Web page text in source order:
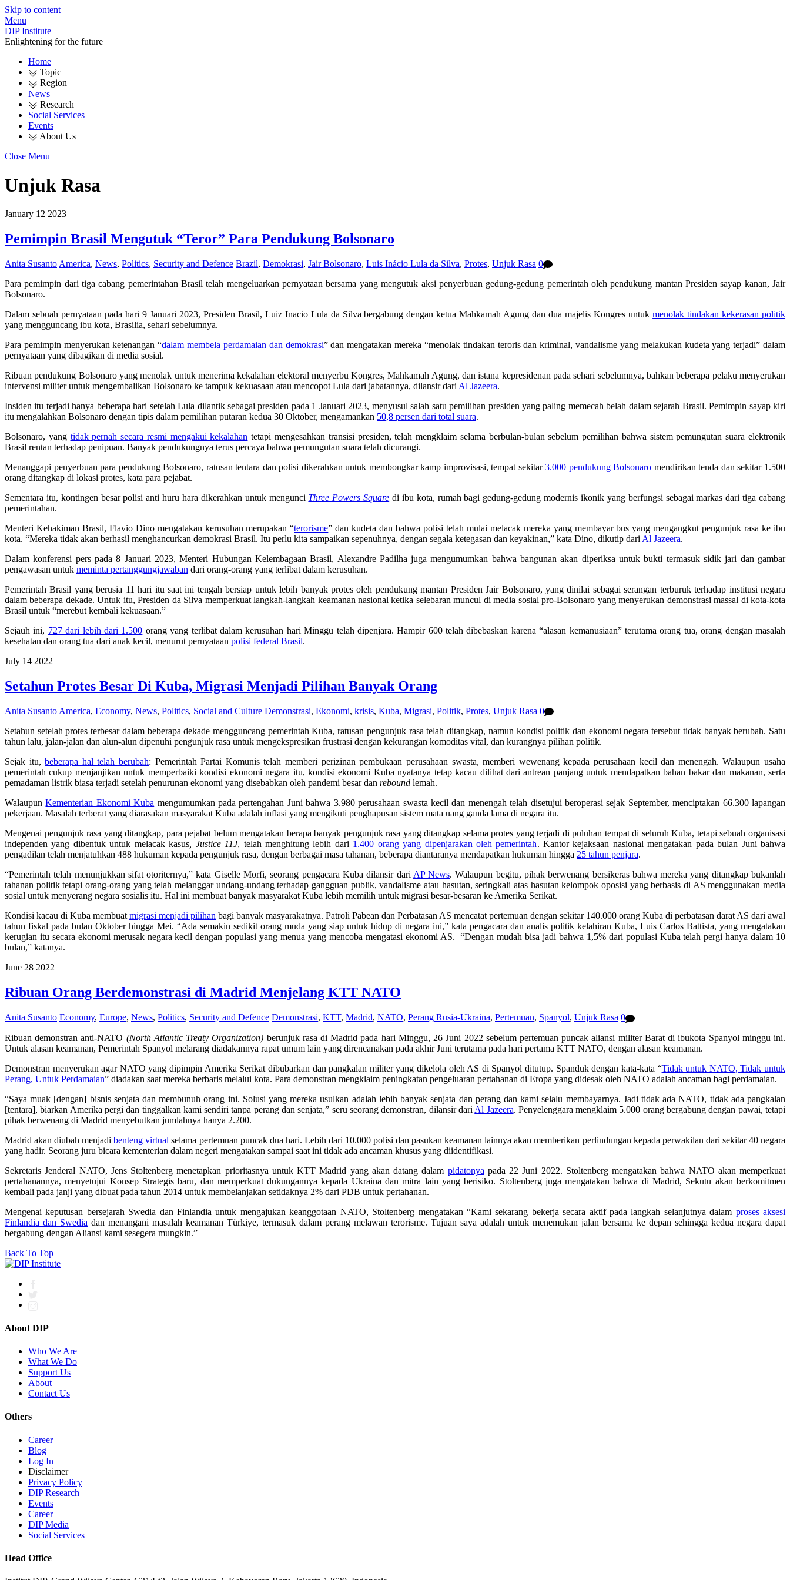
Skip to content
Menu
DIP Institute
Enlightening for the future
Home
Topic
Region
News
Research
Social Services
Events
About Us
Close Menu
Unjuk Rasa
January 12 2023
Pemimpin Brasil Mengutuk “Teror” Para Pendukung Bolsonaro
Anita Susanto America, News, Politics, Security and Defence Brazil, Demokrasi, Jair Bolsonaro, Luis Inácio Lula da Silva, Protes, Unjuk Rasa 0
Para pemimpin dari tiga cabang pemerintahan Brasil telah mengeluarkan pernyataan bersama yang mengutuk aksi penyerbuan gedung-gedung pemerintah oleh pendukung mantan Presiden sayap kanan, Jair
Bolsonaro.
Dalam sebuah pernyataan pada hari 9 Januari 2023, Presiden Brasil, Luiz Inacio Lula da Silva bergabung dengan ketua Mahkamah Agung dan dua majelis Kongres untukmenolak tindakan kekerasan politik
yang mengguncang ibu kota, Brasilia, sehari sebelumnya.
Para pemimpin menyerukan ketenangan “dalam membela perdamaian dan demokrasi” dan mengatakan mereka “menolak tindakan teroris dan kriminal, vandalisme yang melakukan kudeta yang terjadi” dalam
pernyataan yang dibagikan di media sosial.
Ribuan pendukung Bolsonaro yang menolak untuk menerima kekalahan elektoral menyerbu Kongres, Mahkamah Agung, dan istana kepresidenan pada sehari sebelumnya, bahkan beberapa pelaku menyerukan
intervensi militer untuk mengembalikan Bolsonaro ke tampuk kekuasaan atau mencopot Lula dari jabatannya, dilansir dari Al Jazeera.
Insiden itu terjadi hanya beberapa hari setelah Lula dilantik sebagai presiden pada 1 Januari 2023, menyusul salah satu pemilihan presiden yang paling memecah belah dalam sejarah Brasil. Pemimpin sayap kiri
itu mengalahkan Bolsonaro dengan tipis dalam pemilihan putaran kedua 30 Oktober, mengamankan 50,8 persen dari total suara.
Bolsonaro, yang tidak pernah secara resmi mengakui kekalahan tetapi mengesahkan transisi presiden, telah mengklaim selama berbulan-bulan sebelum pemilihan bahwa sistem pemungutan suara elektronik
Brasil rentan terhadap penipuan. Banyak pendukungnya terus percaya bahwa pemungutan suara telah dicurangi.
Menanggapi penyerbuan para pendukung Bolsonaro, ratusan tentara dan polisi dikerahkan untuk membongkar kamp improvisasi, tempat sekitar3.000 pendukung Bolsonaro mendirikan tenda dan sekitar 1.500
orang ditangkap di lokasi protes, kata para pejabat.
Sementara itu, kontingen besar polisi anti huru hara dikerahkan untuk mengunci Three Powers Square di ibu kota, rumah bagi gedung-gedung modernis ikonik yang berfungsi sebagai markas dari tiga cabang
pemerintahan.
Menteri Kehakiman Brasil, Flavio Dino mengatakan kerusuhan merupakan “terorisme” dan kudeta dan bahwa polisi telah mulai melacak mereka yang membayar bus yang mengangkut pengunjuk rasa ke ibu
kota. “Mereka tidak akan berhasil menghancurkan demokrasi Brasil. Itu perlu kita sampaikan sepenuhnya, dengan segala ketegasan dan keyakinan,” kata Dino, dikutip dari Al Jazeera.
Dalam konferensi pers pada 8 Januari 2023, Menteri Hubungan Kelembagaan Brasil, Alexandre Padilha juga mengumumkan bahwa bangunan akan diperiksa untuk bukti termasuk sidik jari dan gambar
pengawasan untuk meminta pertanggungjawaban dari orang-orang yang terlibat dalam kerusuhan.
Pemerintah Brasil yang berusia 11 hari itu saat ini tengah bersiap untuk lebih banyak protes oleh pendukung mantan Presiden Jair Bolsonaro, yang dinilai sebagai serangan terburuk terhadap institusi negara
dalam beberapa dekade. Untuk itu, Presiden da Silva memperkuat langkah-langkah keamanan nasional ketika selebaran muncul di media sosial pro-Bolsonaro yang menyerukan demonstrasi massal di kota-kota
Brasil untuk “merebut kembali kekuasaan.”
Sejauh ini, 727 dari lebih dari 1.500 orang yang terlibat dalam kerusuhan hari Minggu telah dipenjara. Hampir 600 telah dibebaskan karena “alasan kemanusiaan” terutama orang tua, orang dengan masalah
kesehatan dan orang tua dari anak kecil, menurut pernyataan polisi federal Brasil.
July 14 2022
Setahun Protes Besar Di Kuba, Migrasi Menjadi Pilihan Banyak Orang
Anita Susanto America, Economy, News, Politics, Social and Culture Demonstrasi, Ekonomi, krisis, Kuba, Migrasi, Politik, Protes, Unjuk Rasa 0
Setahun setelah protes terbesar dalam beberapa dekade mengguncang pemerintah Kuba, ratusan pengunjuk rasa telah ditangkap, namun kondisi politik dan ekonomi negara tersebut tidak banyak berubah. Satu
tahun lalu, jalan-jalan dan alun-alun dipenuhi pengunjuk rasa untuk mengekspresikan frustrasi dengan kekurangan komoditas vital, dan kurangnya pilihan politik.
Sejak itu,beberapa hal telah berubah: Pemerintah Partai Komunis telah memberi perizinan pembukaan perusahaan swasta, memberi wewenang kepada perusahaan kecil dan menengah. Walaupun usaha
pemerintah cukup menjanjikan untuk memperbaiki kondisi ekonomi negara itu, kondisi ekonomi Kuba nyatanya tetap kacau dilihat dari antrean panjang untuk mendapatkan bahan bakar dan makanan, serta
pemadaman listrik biasa terjadi setelah penurunan ekonomi yang disebabkan oleh pandemi besar dan rebound lemah.
WalaupunKementerian Ekonomi Kuba mengumumkan pada pertengahan Juni bahwa 3.980 perusahaan swasta kecil dan menengah telah disetujui beroperasi sejak September, menciptakan 66.300 lapangan
pekerjaan. Masalah terberat yang diarasakan masyarakat Kuba adalah inflasi yang mengikuti penghapusan sistem mata uang ganda lama di negara itu.
Mengenai pengunjuk rasa yang ditangkap, para pejabat belum mengatakan berapa banyak pengunjuk rasa yang ditangkap selama protes yang terjadi di puluhan tempat di seluruh Kuba, tetapi sebuah organisasi
independen yang dibentuk untuk melacak kasus, Justice 11J, telah menghitung lebih dari 1.400 orang yang dipenjarakan oleh pemerintah. Kantor kejaksaan nasional mengatakan pada bulan Juni bahwa
pengadilan telah menjatuhkan 488 hukuman kepada pengunjuk rasa, dengan berbagai masa tahanan, beberapa diantaranya mendapatkan hukuman hingga 25 tahun penjara.
“Pemerintah telah menunjukkan sifat otoriternya,” kata Giselle Morfi, seorang pengacara Kuba dilansir dari AP News. Walaupun begitu, pihak berwenang bersikeras bahwa mereka yang ditangkap bukanlah
tahanan politik tetapi orang-orang yang telah melanggar undang-undang terhadap gangguan publik, vandalisme atau hasutan, seringkali atas hasutan kelompok oposisi yang berbasis di AS menggunakan media
sosial untuk menyerang negara sosialis itu. Hal ini membuat banyak masyarakat Kuba lebih memilih untuk migrasi besar-besaran ke Amerika Serikat.
Kondisi kacau di Kuba membuatmigrasi menjadi pilihan bagi banyak masyarakatnya. Patroli Pabean dan Perbatasan AS mencatat pertemuan dengan sekitar 140.000 orang Kuba di perbatasan darat AS dari awal
tahun fiskal pada bulan Oktober hingga Mei. “Ada semakin sedikit orang muda yang siap untuk hidup di negara ini,” kata pengacara dan analis politik kelahiran Kuba, Luis Carlos Battista, yang mengatakan
kerugian itu secara ekonomi merusak negara kecil dengan populasi yang menua yang mencoba mengatasi ekonomi AS. “Dengan mudah bisa jadi bahwa 1,5% dari populasi Kuba telah pergi hanya dalam 10
bulan,” katanya.
June 28 2022
Ribuan Orang Berdemonstrasi di Madrid Menjelang KTT NATO
Anita Susanto Economy, Europe, News, Politics, Security and Defence Demonstrasi, KTT, Madrid, NATO, Perang Rusia-Ukraina, Pertemuan, Spanyol, Unjuk Rasa 0
Ribuan demonstran anti-NATO (North Atlantic Treaty Organization) berunjuk rasa di Madrid pada hari Minggu, 26 Juni 2022 sebelum pertemuan puncak aliansi militer Barat di ibukota Spanyol minggu ini.
Untuk alasan keamanan, Pemerintah Spanyol melarang diadakannya rapat umum lain yang direncanakan pada akhir Juni terutama pada hari pertama KTT NATO, dengan alasan keamanan.
Demonstran menyerukan agar NATO yang dipimpin Amerika Serikat dibubarkan dan pangkalan militer yang dikelola oleh AS di Spanyol ditutup. Spanduk dengan kata-kata “Tidak untuk NATO, Tidak untuk
Perang, Untuk Perdamaian” diadakan saat mereka berbaris melalui kota. Para demonstran mengklaim peningkatan pengeluaran pertahanan di Eropa yang didesak oleh NATO adalah ancaman bagi perdamaian.
“Saya muak [dengan] bisnis senjata dan membunuh orang ini. Solusi yang mereka usulkan adalah lebih banyak senjata dan perang dan kami selalu membayarnya. Jadi tidak ada NATO, tidak ada pangkalan
[tentara], biarkan Amerika pergi dan tinggalkan kami sendiri tanpa perang dan senjata,” seru seorang demonstran, dilansir dari Al Jazeera. Penyelenggara mengklaim 5.000 orang bergabung dengan pawai, tetapi
pihak berwenang di Madrid menyebutkan jumlahnya hanya 2.200.
Madrid akan diubah menjadibenteng virtual selama pertemuan puncak dua hari. Lebih dari 10.000 polisi dan pasukan keamanan lainnya akan memberikan perlindungan kepada perwakilan dari sekitar 40 negara
yang hadir. Seorang juru bicara kementerian dalam negeri mengatakan sampai saat ini tidak ada ancaman khusus yang diidentifikasi.
Sekretaris Jenderal NATO, Jens Stoltenberg menetapkan prioritasnya untuk KTT Madrid yang akan datang dalam pidatonya pada 22 Juni 2022. Stoltenberg mengatakan bahwa NATO akan memperkuat
pertahanannya, menyetujui Konsep Strategis baru, dan memperkuat dukungannya kepada Ukraina dan mitra lain yang berisiko. Stoltenberg juga mengatakan bahwa di Madrid, Sekutu akan berkomitmen
kembali pada janji yang dibuat pada tahun 2014 untuk membelanjakan setidaknya 2% dari PDB untuk pertahanan.
Mengenai keputusan bersejarah Swedia dan Finlandia untuk mengajukan keanggotaan NATO, Stoltenberg mengatakan “Kami sekarang bekerja secara aktif pada langkah selanjutnya dalam proses aksesi
Finlandia dan Swedia dan menangani masalah keamanan Türkiye, termasuk dalam perang melawan terorisme. Tujuan saya adalah untuk menemukan jalan bersama ke depan sehingga kedua negara dapat
bergabung dengan Aliansi kami sesegera mungkin.”
Back To Top
About DIP
Who We Are
What We Do
Support Us
About
Contact Us
Others
Career
Blog
Log In
Disclaimer
Privacy Policy
DIP Research
Events
Career
DIP Media
Social Services
Head Office